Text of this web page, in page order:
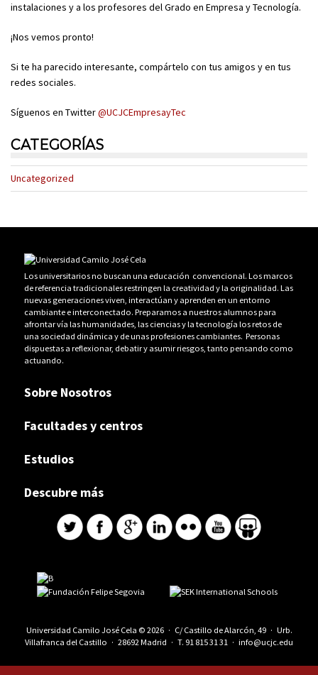
instalaciones y a los profesores del Grado en Empresa y Tecnología.
¡Nos vemos pronto!
Si te ha parecido interesante, compártelo con tus amigos y en tus
redes sociales.
Síguenos en Twitter@UCJCEmpresayTec
CATEGORÍAS
Uncategorized
Los universitarios no buscan una educación convencional. Los marcos
de referencia tradicionales restringen la creatividad y la originalidad. Las
nuevas generaciones viven, interactúan y aprenden en un entorno
cambiante e interconectado. Preparamos a nuestros alumnos para
afrontar vía las humanidades, las ciencias y la tecnología los retos de
una sociedad dinámica y de unas profesiones cambiantes. Personas
dispuestas a reflexionar, debatir y asumir riesgos, tanto pensando como
actuando.
Sobre Nosotros
Facultades y centros
Estudios
Descubre más
Universidad Camilo José Cela © 2026 · C/ Castillo de Alarcón, 49 · Urb.
Villafranca del Castillo · 28692 Madrid · T. 91 815 31 31 · info@ucjc.edu